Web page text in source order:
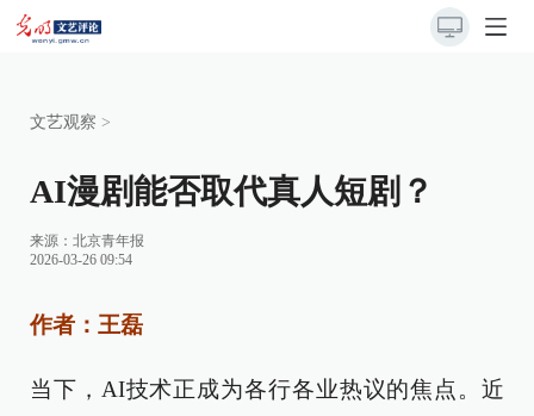
文艺观察 >
AI漫剧能否取代真人短剧？
来源： 北京青年报
2026-03-26 09:54
作者：王磊
当下，AI技术正成为各行各业热议的焦点。近